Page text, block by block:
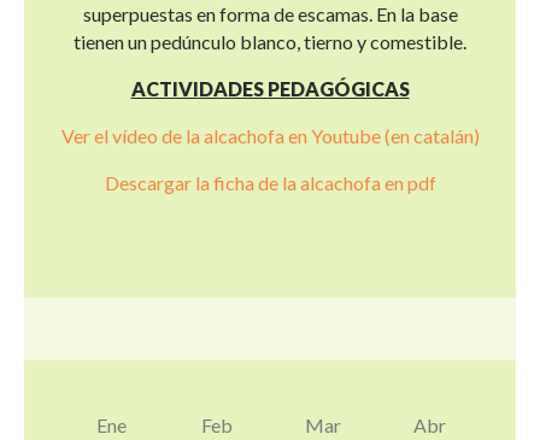
superpuestas en forma de escamas. En la base
tienen un pedúnculo blanco, tierno y comestible.
ACTIVIDADES PEDAGÓGICAS
Ver el vídeo de la alcachofa en Youtube (en catalán)
Descargar la ficha de la alcachofa en pdf
Ene Feb Mar Abr